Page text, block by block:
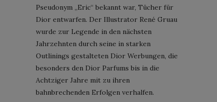
Pseudonym „Eric“ bekannt war, Tücher für
Dior entwarfen. Der Illustrator René Gruau
wurde zur Legende in den nächsten
Jahrzehnten durch seine in starken
Outlinings gestalteten Dior Werbungen, die
besonders den Dior Parfums bis in die
Achtziger Jahre mit zu ihren
bahnbrechenden Erfolgen verhalfen.